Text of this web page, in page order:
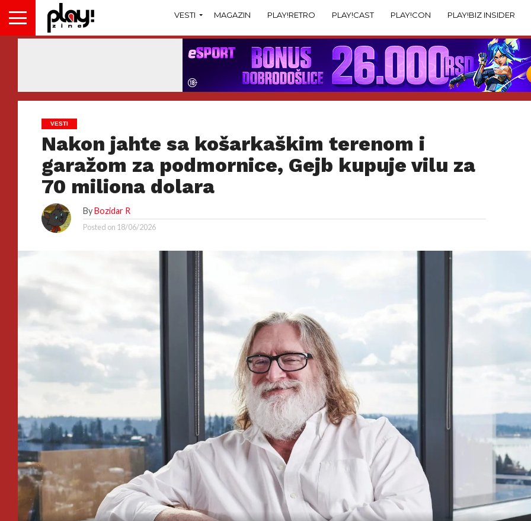
VESTI MAGAZIN PLAY!RETRO PLAY!CAST PLAY!CON PLAY!BIZ INSIDER
VESTI
Nakon jahte sa košarkaškim terenom i
garažom za podmornice, Gejb kupuje vilu za
70 miliona dolara
By Bozidar R
Posted on 18/06/2026